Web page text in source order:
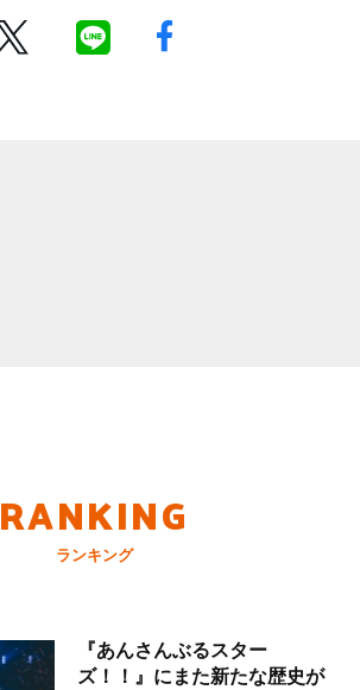
RANKING
ランキング
『あんさんぶるスター
ズ！！』にまた新たな歴史が